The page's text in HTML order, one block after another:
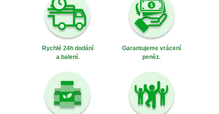
Rychlé 24h dodání
a balení.
Garantujeme vrácení
peněz.